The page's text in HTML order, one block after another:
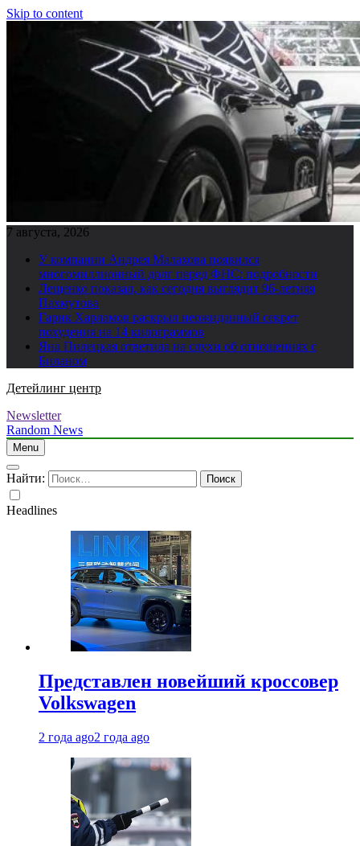
Skip to content
7 августа, 2026
У компании Андрея Малахова появился
многомиллионный долг перед ФНС: подробности
Лещенко показал, как сегодня выглядит 96-летняя
Пахмутова
Гарик Харламов раскрыл неожиданный секрет
похудения на 14 килограммов
Яна Пилецкая ответила на слухи об отношениях с
Биланом
Детейлинг центр
Newsletter
Random News
Menu
Найти:
Headlines
Представлен новейший кроссовер
Volkswagen
2 года ago2 года ago